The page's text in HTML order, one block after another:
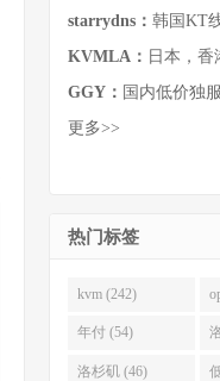
starrydns： 韩国KT
KVMLA： 日本，香
GGY： 国内低价独
更多>>
热门标签
kvm (242)
年付 (54)
洛杉矶 (46)